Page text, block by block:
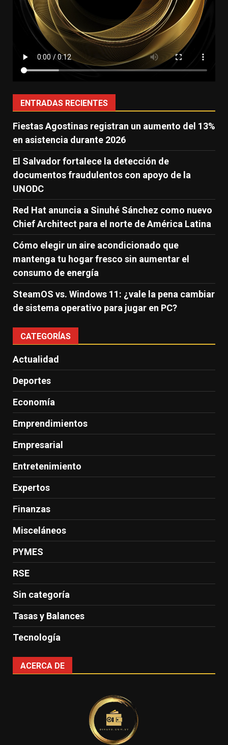
ENTRADAS RECIENTES
Fiestas Agostinas registran un aumento del 13%
en asistencia durante 2026
El Salvador fortalece la detección de
documentos fraudulentos con apoyo de la
UNODC
Red Hat anuncia a Sinuhé Sánchez como nuevo
Chief Architect para el norte de América Latina
Cómo elegir un aire acondicionado que
mantenga tu hogar fresco sin aumentar el
consumo de energía
SteamOS vs. Windows 11: ¿vale la pena cambiar
de sistema operativo para jugar en PC?
CATEGORÍAS
Actualidad
Deportes
Economía
Emprendimientos
Empresarial
Entretenimiento
Expertos
Finanzas
Misceláneos
PYMES
RSE
Sin categoría
Tasas y Balances
Tecnología
ACERCA DE